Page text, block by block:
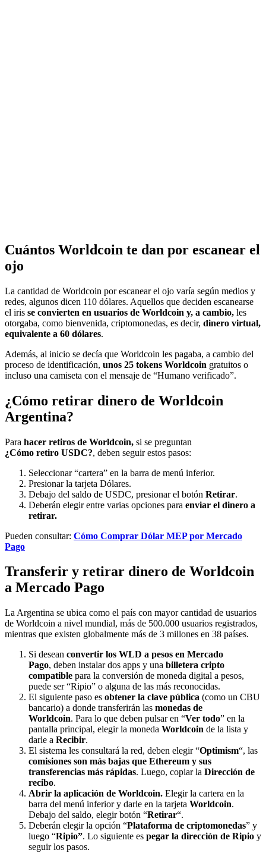
Cuántos Worldcoin te dan por escanear el
ojo
La cantidad de Worldcoin por escanear el ojo varía según medios y
redes, algunos dicen 110 dólares. Aquellos que deciden escanearse
el iris se convierten en usuarios de Worldcoin y, a cambio, les
otorgaba, como bienvenida, criptomonedas, es decir, dinero virtual,
equivalente a 60 dólares.
Además, al inicio se decía que Worldcoin les pagaba, a cambio del
proceso de identificación, unos 25 tokens Worldcoin gratuitos o
incluso una camiseta con el mensaje de “Humano verificado”.
¿Cómo retirar dinero de Worldcoin
Argentina?
Para hacer retiros de Worldcoin, si se preguntan
¿Cómo retiro USDC?, deben seguir estos pasos:
Seleccionar “cartera” en la barra de menú inferior.
Presionar la tarjeta Dólares.
Debajo del saldo de USDC, presionar el botón Retirar.
Deberán elegir entre varias opciones para enviar el dinero a
retirar.
Pueden consultar: Cómo Comprar Dólar MEP por Mercado
Pago
Transferir y retirar dinero de Worldcoin
a Mercado Pago
La Argentina se ubica como el país con mayor cantidad de usuarios
de Worldcoin a nivel mundial, más de 500.000 usuarios registrados,
mientras que existen globalmente más de 3 millones en 38 países.
Si desean convertir los WLD a pesos en Mercado
Pago, deben instalar dos apps y una billetera cripto
compatible para la conversión de moneda digital a pesos,
puede ser “Ripio” o alguna de las más reconocidas.
El siguiente paso es obtener la clave pública (como un CBU
bancario) a donde transferirán las monedas de
Worldcoin. Para lo que deben pulsar en “Ver todo” en la
pantalla principal, elegir la moneda Worldcoin de la lista y
darle a Recibir.
El sistema les consultará la red, deben elegir “Optimism“, las
comisiones son más bajas que Ethereum y sus
transferencias más rápidas. Luego, copiar la Dirección de
recibo.
Abrir la aplicación de Worldcoin. Elegir la cartera en la
barra del menú inferior y darle en la tarjeta Worldcoin.
Debajo del saldo, elegir botón “Retirar“.
Deberán elegir la opción “Plataforma de criptomonedas” y
luego “Ripio”. Lo siguiente es pegar la dirección de Ripio y
seguir los pasos.